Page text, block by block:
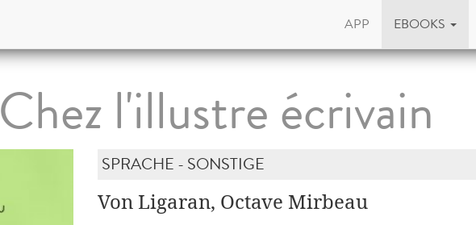
APP EBOOKS
Chez l'illustre écrivain
SPRACHE - SONSTIGE
Von Ligaran, Octave Mirbeau